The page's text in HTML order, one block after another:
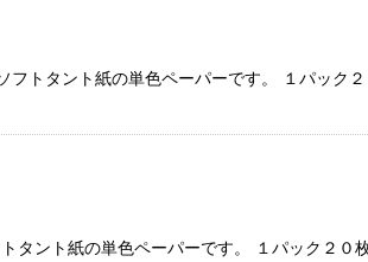
トタント紙の単色ペーパーです。 １パック
タント紙の単色ペーパーです。 １パック２０